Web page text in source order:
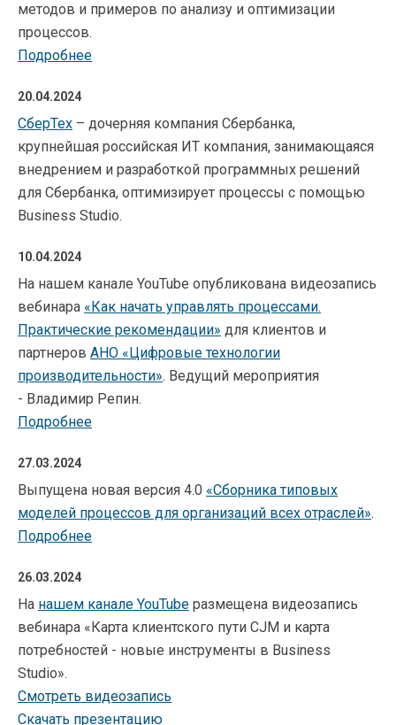
методов и примеров по анализу и оптимизации
процессов.
Подробнее
20.04.2024
СберТех – дочерняя компания Сбербанка,
крупнейшая российская ИТ компания, занимающаяся
внедрением и разработкой программных решений
для Сбербанка, оптимизирует процессы с помощью
Business Studio.
10.04.2024
На нашем канале YouTube опубликована видеозапись
вебинара «Как начать управлять процессами.
Практические рекомендации» для клиентов и
партнеров АНО «Цифровые технологии
производительности». Ведущий мероприятия
- Владимир Репин.
Подробнее
27.03.2024
Выпущена новая версия 4.0 «Сборника типовых
моделей процессов для организаций всех отраслей».
Подробнее
26.03.2024
На нашем канале YouTube размещена видеозапись
вебинара «Карта клиентского пути CJM и карта
потребностей - новые инструменты в Business
Studio».
Смотреть видеозапись
Скачать презентацию